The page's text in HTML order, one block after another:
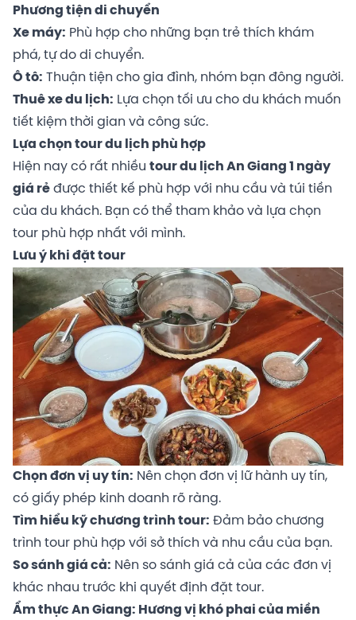
Phương tiện di chuyển
Xe máy: Phù hợp cho những bạn trẻ thích khám
phá, tự do di chuyển.
Ô tô: Thuận tiện cho gia đình, nhóm bạn đông người.
Thuê xe du lịch: Lựa chọn tối ưu cho du khách muốn
tiết kiệm thời gian và công sức.
Lựa chọn tour du lịch phù hợp
Hiện nay có rất nhiều tour du lịch An Giang 1 ngày
giá rẻ được thiết kế phù hợp với nhu cầu và túi tiền
của du khách. Bạn có thể tham khảo và lựa chọn
tour phù hợp nhất với mình.
Lưu ý khi đặt tour
Chọn đơn vị uy tín: Nên chọn đơn vị lữ hành uy tín,
có giấy phép kinh doanh rõ ràng.
Tìm hiểu kỹ chương trình tour: Đảm bảo chương
trình tour phù hợp với sở thích và nhu cầu của bạn.
So sánh giá cả: Nên so sánh giá cả của các đơn vị
khác nhau trước khi quyết định đặt tour.
Ẩm thực An Giang: Hương vị khó phai của miền